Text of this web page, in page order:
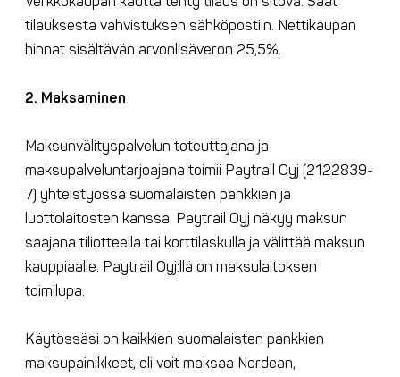
tilauksesta vahvistuksen sähköpostiin. Nettikaupan
hinnat sisältävän arvonlisäveron 25,5%.
2. Maksaminen
Maksunvälityspalvelun toteuttajana ja
maksupalveluntarjoajana toimii Paytrail Oyj (2122839-
7) yhteistyössä suomalaisten pankkien ja
luottolaitosten kanssa. Paytrail Oyj näkyy maksun
saajana tiliotteella tai korttilaskulla ja välittää maksun
kauppiaalle. Paytrail Oyj:llä on maksulaitoksen
toimilupa.
Käytössäsi on kaikkien suomalaisten pankkien
maksupainikkeet, eli voit maksaa Nordean,